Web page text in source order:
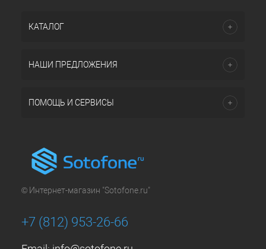
КАТАЛОГ
НАШИ ПРЕДЛОЖЕНИЯ
ПОМОЩЬ И СЕРВИСЫ
© Интернет-магазин "Sotofone.ru"
+7 (812) 953-26-66